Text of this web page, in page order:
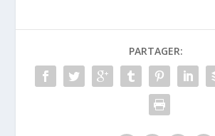
PARTAGER: